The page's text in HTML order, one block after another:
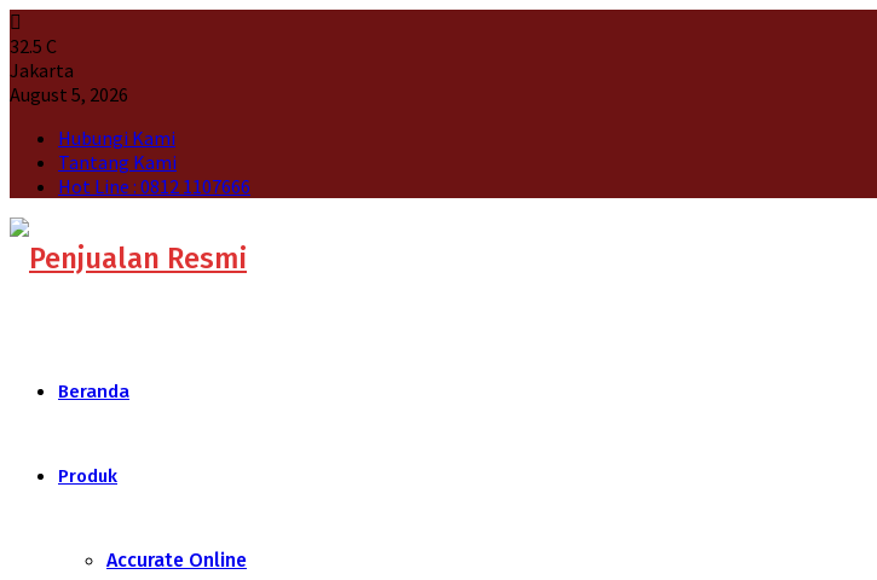
32.5 C
Jakarta
August 5, 2026
Hubungi Kami
Tantang Kami
Hot Line : 0812 1107666
Beranda
Produk
Accurate Online